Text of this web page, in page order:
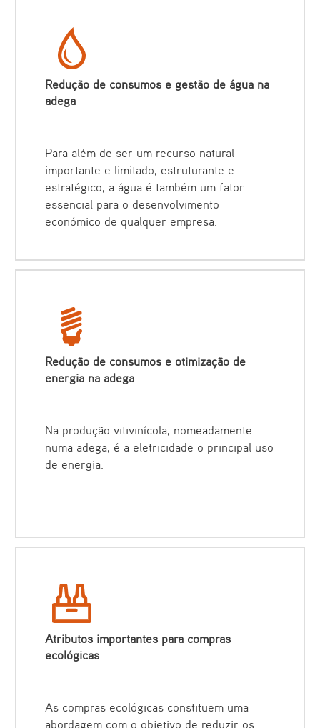
Redução de consumos e gestão de água na
adega
Para além de ser um recurso natural
importante e limitado, estruturante e
estratégico, a água é também um fator
essencial para o desenvolvimento
económico de qualquer empresa.
Redução de consumos e otimização de
energia na adega
Na produção vitivinícola, nomeadamente
numa adega, é a eletricidade o principal uso
de energia.
Atributos importantes para compras
ecológicas
As compras ecológicas constituem uma
abordagem com o objetivo de reduzir os